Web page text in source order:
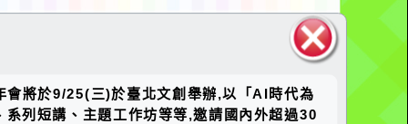
塊
將於9/25(三)於臺北文創舉辦,以「AI時代為
列短講、主題工作坊等等,邀請國內外超過30